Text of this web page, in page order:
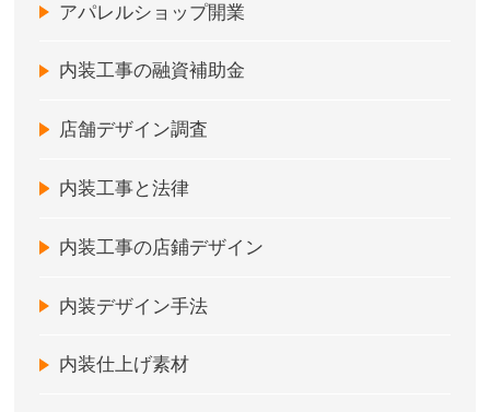
アパレルショップ開業
内装工事の融資補助金
店舗デザイン調査
内装工事と法律
内装工事の店鋪デザイン
内装デザイン手法
内装仕上げ素材